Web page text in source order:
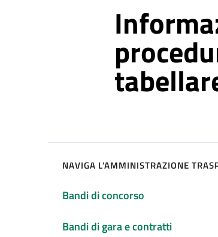
NAVIGA L'AMMINISTRAZIONE
Bandi di concorso
Bandi di gara e contratti